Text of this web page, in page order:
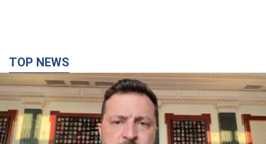
TOP NEWS